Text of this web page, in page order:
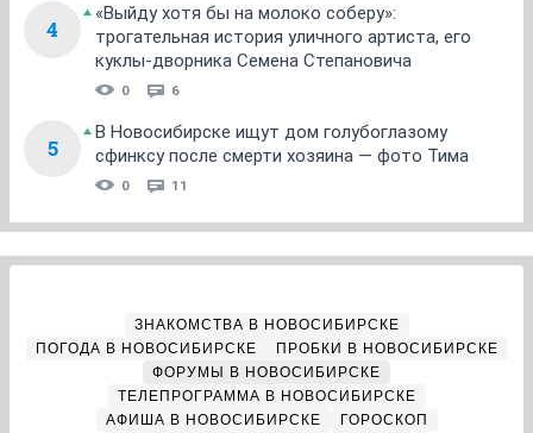
4
«Выйду хотя бы на молоко соберу»:
трогательная история уличного артиста, его
куклы-дворника Семена Степановича
0 6
5
В Новосибирске ищут дом голубоглазому
сфинксу после смерти хозяина — фото Тима
0 11
ЗНАКОМСТВА В НОВОСИБИРСКЕ
ПОГОДА В НОВОСИБИРСКЕ
ПРОБКИ В НОВОСИБИРСКЕ
ФОРУМЫ В НОВОСИБИРСКЕ
ТЕЛЕПРОГРАММА В НОВОСИБИРСКЕ
АФИША В НОВОСИБИРСКЕ
ГОРОСКОП